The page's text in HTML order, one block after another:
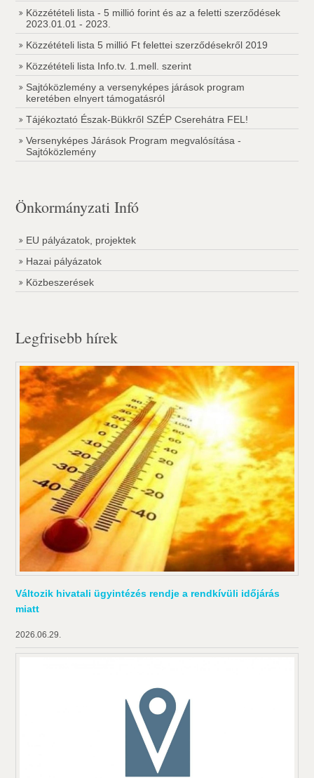
Közzétételi lista - 5 millió forint és az a feletti szerződések
2023.01.01 - 2023.
Közzétételi lista 5 millió Ft felettei szerződésekről 2019
Közzétételi lista Info.tv. 1.mell. szerint
Sajtóközlemény a versenyképes járások program
keretében elnyert támogatásról
Tájékoztató Észak-Bükkről SZÉP Cserehátra FEL!
Versenyképes Járások Program megvalósítása -
Sajtóközlemény
Önkormányzati Infó
EU pályázatok, projektek
Hazai pályázatok
Közbeszerések
Legfrisebb hírek
Változik hivatali ügyintézés rendje a rendkívüli időjárás
miatt
2026.06.29.